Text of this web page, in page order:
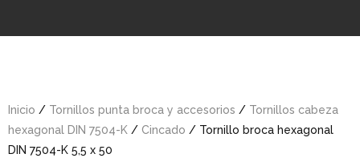
Inicio / Tornillos punta broca y accesorios / Tornillos cabeza
hexagonal DIN 7504-K / Cincado / Tornillo broca hexagonal
DIN 7504-K 5,5 x 50